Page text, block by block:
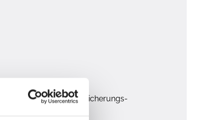
techn. Bereich, Versicherungs-